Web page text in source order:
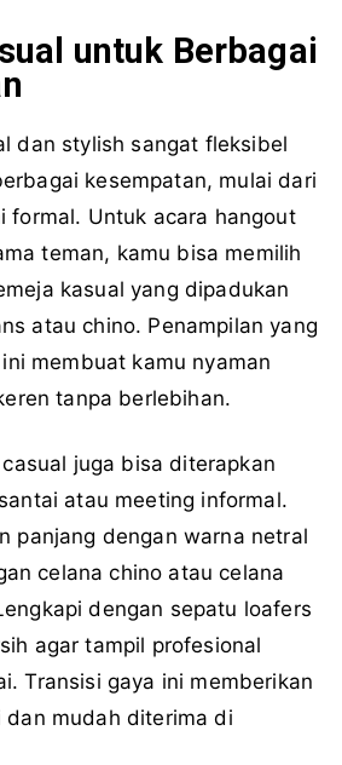
untuk Berbagai
dan stylish sangat fleksibel
kesempatan, mulai dari
formal. Untuk acara hangout
teman, kamu bisa memilih
kasual yang dipadukan
atau chino. Penampilan yang
membuat kamu nyaman
tanpa berlebihan.
juga bisa diterapkan
atau meeting informal.
panjang dengan warna netral
celana chino atau celana
dengan sepatu loafers
agar tampil profesional
Transisi gaya ini memberikan
dan mudah diterima di